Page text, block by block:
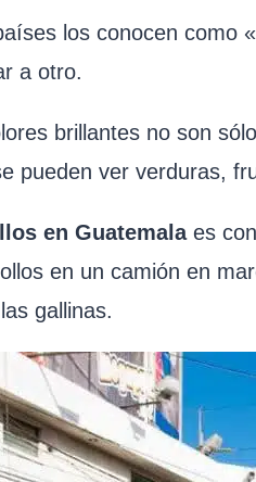
los conocen como
a otro.
brillantes no son
pueden ver verduras,
en Guatemalaes
en un camión en
gallinas.